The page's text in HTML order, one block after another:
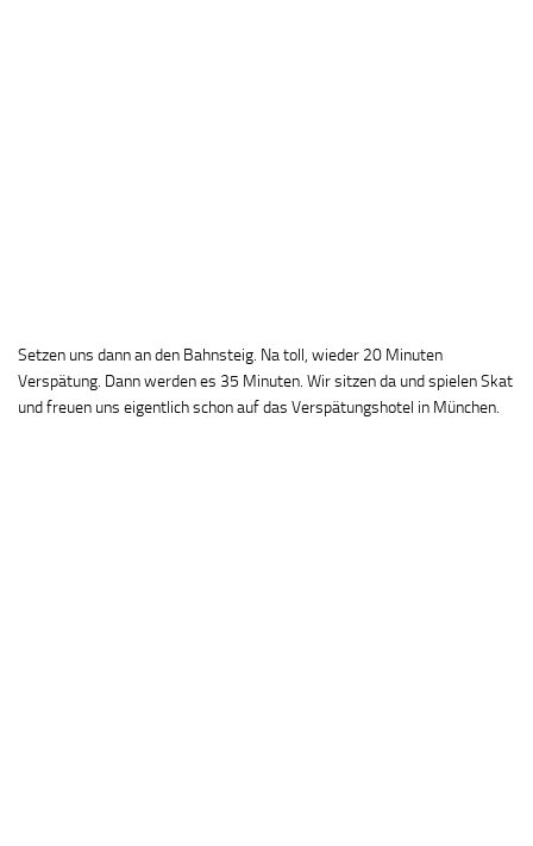
Setzen uns dann an den Bahnsteig. Na toll, wieder 20 Minuten
Verspätung. Dann werden es 35 Minuten. Wir sitzen da und spielen Skat
und freuen uns eigentlich schon auf das Verspätungshotel in München.